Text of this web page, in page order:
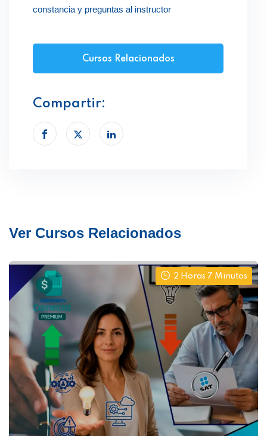
constancia y preguntas al instructor
Cursos Relacionados
Compartir:
Ver Cursos Relacionados
2 Horas 7 Minutos